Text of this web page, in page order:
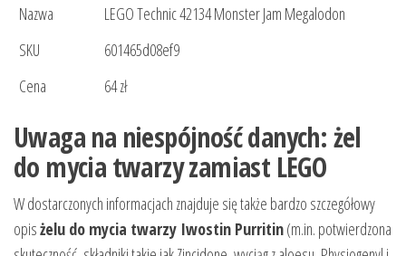
Nazwa
LEGO Technic 42134 Monster Jam Megalodon
SKU
601465d08ef9
Cena
64 zł
Uwaga na niespójność danych: żel
do mycia twarzy zamiast LEGO
W dostarczonych informacjach znajduje się także bardzo szczegółowy
opisżelu do mycia twarzy Iwostin Purritin(m.in. potwierdzona